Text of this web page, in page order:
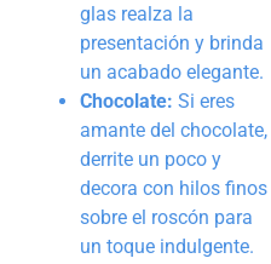
glas realza la
presentación y brinda
un acabado elegante.
Chocolate: Si eres
amante del chocolate,
derrite un poco y
decora con hilos finos
sobre el roscón para
un toque indulgente.